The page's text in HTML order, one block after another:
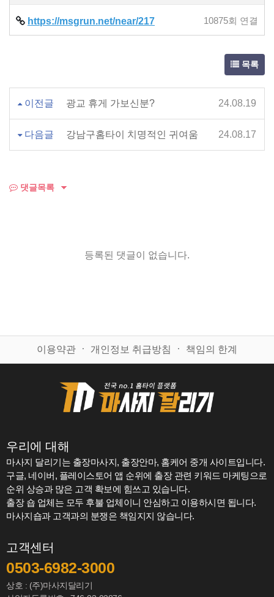
https://msgrun.net/near/217 10875회 연결
목록
이전글 광교 휴게 가보신분? 24.08.19
다음글 강남구홈타이 치명적인 귀여움 24.08.17
댓글목록
등록된 댓글이 없습니다.
이용약관 ㆍ 개인정보 취급방침 ㆍ 책임의 한계
고객센터
0503-6982-3000
상호 : (주)마사지달리기
우리에 대해
마사지 달리기는 출장마사지, 출장안마, 홈케어 중개 사이트입니다.
구글, 네이버, 플레이스토어 앱 순위에 출장 관련 키워드 마케팅으로
순위 상승과 많은 고객 확보에 힘쓰고 있습니다.
출장 숍 업체는 모두 후불 업체이니 안심하고 이용하시면 됩니다.
마사지숍과 고객과의 분쟁은 책임지지 않습니다.